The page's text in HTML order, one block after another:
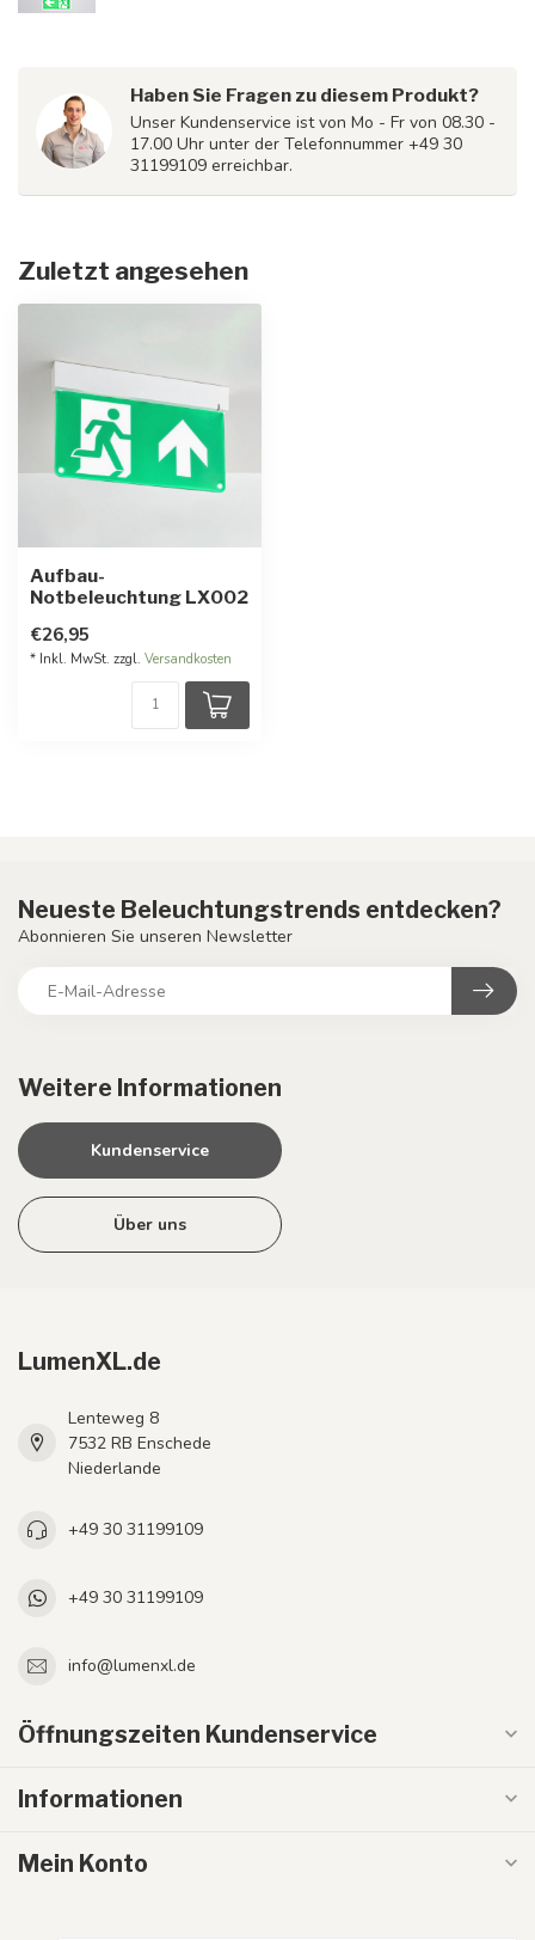
Haben Sie Fragen zu diesem Produkt?
Unser Kundenservice ist von Mo - Fr von 08.30 -
17.00 Uhr unter der Telefonnummer +49 30
31199109 erreichbar.
Zuletzt angesehen
Aufbau-
Notbeleuchtung LX002
€26,95
* Inkl. MwSt. zzgl. Versandkosten
Weitere Informationen
Kundenservice
Über uns
Neueste Beleuchtungstrends entdecken?
Abonnieren Sie unseren Newsletter
LumenXL.de
Lenteweg 8
7532 RB Enschede
Niederlande
+49 30 31199109
+49 30 31199109
info@lumenxl.de
Öffnungszeiten Kundenservice
Informationen
Mein Konto